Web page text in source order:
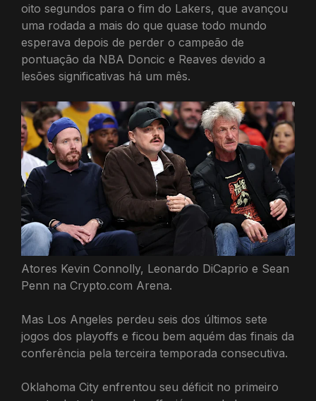
oito segundos para o fim do Lakers, que avançou
uma rodada a mais do que quase todo mundo
esperava depois de perder o campeão de
pontuação da NBA Doncic e Reaves devido a
lesões significativas há um mês.
Atores Kevin Connolly, Leonardo DiCaprio e Sean
Penn na Crypto.com Arena.
Mas Los Angeles perdeu seis dos últimos sete
jogos dos playoffs e ficou bem aquém das finais da
conferência pela terceira temporada consecutiva.
Oklahoma City enfrentou seu déficit no primeiro